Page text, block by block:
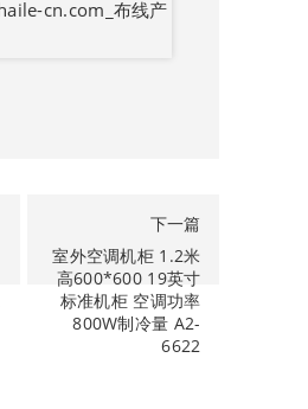
下一篇
室外空调机柜 1.2米
高600*600 19英寸
标准机柜 空调功率
800W制冷量 A2-
6622